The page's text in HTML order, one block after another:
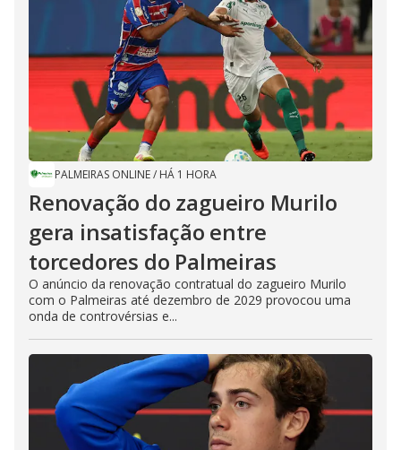
PALMEIRAS ONLINE/ HÁ 1 HORA
Renovação do zagueiro Murilo
gera insatisfação entre
torcedores do Palmeiras
O anúncio da renovação contratual do zagueiro Murilo
com o Palmeiras até dezembro de 2029 provocou uma
onda de controvérsias e...